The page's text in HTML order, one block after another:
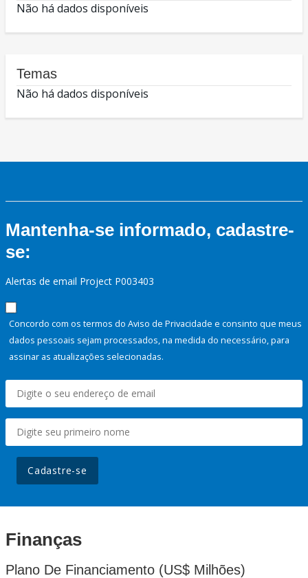
Não há dados disponíveis
Temas
Não há dados disponíveis
Mantenha-se informado, cadastre-
se:
Alertas de email Project P003403
Concordo com os termos do Aviso de Privacidade e consinto que meus
dados pessoais sejam processados, na medida do necessário, para
assinar as atualizações selecionadas.
Cadastre-se
Finanças
Plano De Financiamento (US$ Milhões)